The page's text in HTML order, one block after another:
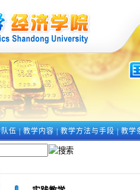
伍|教学内容|教学方法与手段|教学